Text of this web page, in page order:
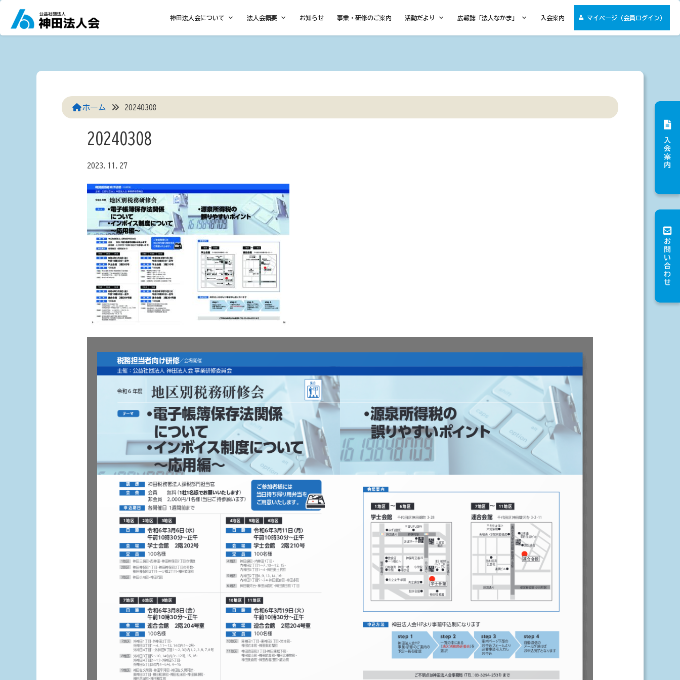
content
神田法人会について 法人会概要 お知らせ 事業・研修のご案内 活動だより 広報誌「法人なかま」 入会案内 マイページ（会員ログイン）
ホーム 20240308
20240308
2023.11.27